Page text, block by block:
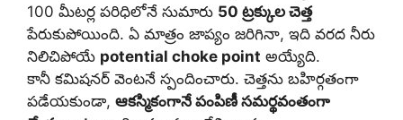
100 మీటర్ల పరిధిలోనే సుమారు 50 ట్రక్కుల చెత్త
పేరుకుపోయింది. ఏ మాత్రం జాప్యం జరిగినా, ఇది వరద నీరు
నిలిచిపోయే potential choke point అయ్యేది.
కానీ కమిషనర్ వెంటనే స్పందించారు. చెత్తను బహిర్గతంగా
పడేయకుండా, ఆకస్మికంగానే పంపిణీ సమర్థవంతంగా